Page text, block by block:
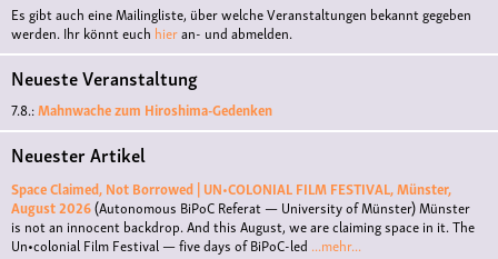
Es gibt auch eine Mailingliste, über welche Veranstaltungen bekannt gegeben
werden. Ihr könnt euch hieran- und abmelden.
Neueste Veranstaltung
7.8.:Mahnwache zum Hiroshima-Gedenken
Neuester Artikel
Space Claimed, Not Borrowed | UN•COLONIAL FILM FESTIVAL, Münster,
August 2026(Autonomous BiPoC Referat — University of Münster)Münster
is not an innocent backdrop. And this August, we are claiming space in it. The
Un•colonial Film Festival — five days of BiPoC-led ...mehr...